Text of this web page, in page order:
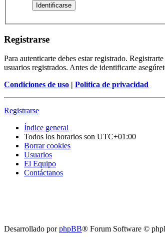
Registrarse
Para autenticarte debes estar registrado.
usuarios registrados. Antes de identificarte
Condiciones de uso | Política de privacidad
Registrarse
Índice general
Todos los horarios son UTC+01:00
Borrar cookies
Usuarios
El Equipo
Contáctanos
Desarrollado porphpBB® Forum Software ©